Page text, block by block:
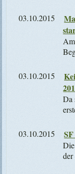
03.10.2015
03.10.2015
Da
03.10.2015